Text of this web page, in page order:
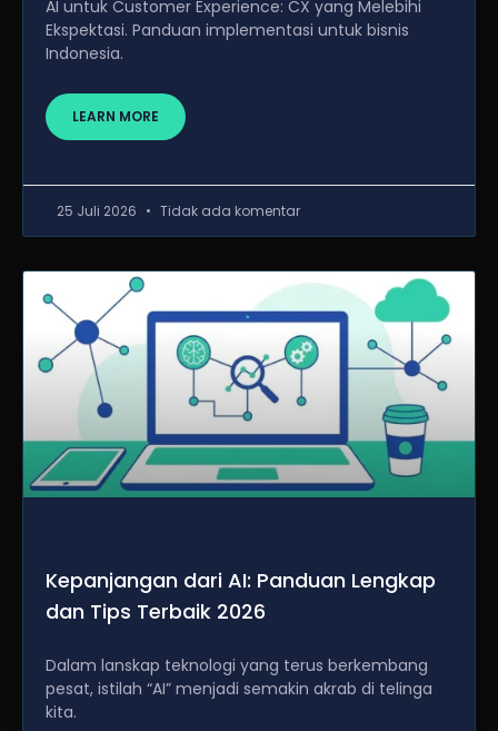
AI untuk Customer Experience: CX yang Melebihi
Ekspektasi. Panduan implementasi untuk bisnis
Indonesia.
LEARN MORE
25 Juli 2026 Tidak ada komentar
Kepanjangan dari AI: Panduan Lengkap
dan Tips Terbaik 2026
Dalam lanskap teknologi yang terus berkembang
pesat, istilah “AI” menjadi semakin akrab di telinga
kita.